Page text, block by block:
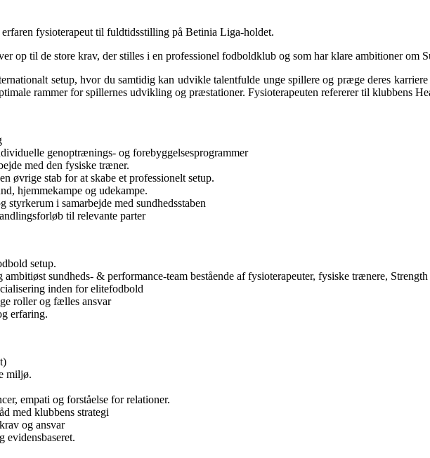
fysioterapeut til fuldtidsstilling på Betinia Liga-holdet.
op til de store krav, der stilles i en professionel fodboldklub og som har klare ambitioner om
setup, hvor du samtidig kan udvikle talentfulde unge spillere og præge deres
rammer for spillernes udvikling og præstationer. Fysioterapeuten refererer til klubbens
genoptrænings- og forebyggelses­programmer
med den fysiske træner.
øvrige stab for at skabe et professionelt setup.
hjemmekampe og udekampe.
styrkerum i samarbejde med sundheds­staben
til relevante parter
setup.
sundheds- & performance-team bestående af fysioterapeuter, fysiske trænere, Strength
inden for elitefodbold
roller og fælles ansvar
erfaring.
miljø.
empati og forståelse for relationer.
med klubbens strategi
og ansvar
evidensbaseret.